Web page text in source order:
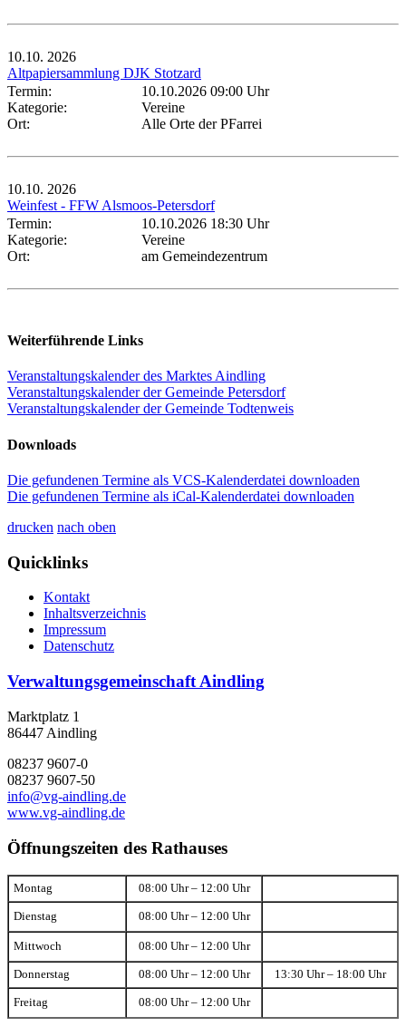
10.10. 2026
Altpapiersammlung DJK Stotzard
Termin:
10.10.2026 09:00 Uhr
Kategorie:
Vereine
Ort:
Alle Orte der PFarrei
10.10. 2026
Weinfest - FFW Alsmoos-Petersdorf
Termin:
10.10.2026 18:30 Uhr
Kategorie:
Vereine
Ort:
am Gemeindezentrum
Weiterführende Links
Veranstaltungskalender des Marktes Aindling
Veranstaltungskalender der Gemeinde Petersdorf
Veranstaltungskalender der Gemeinde Todtenweis
Downloads
Die gefundenen Termine als VCS-Kalenderdatei downloaden
Die gefundenen Termine als iCal-Kalenderdatei downloaden
drucken nach oben
Quicklinks
Kontakt
Inhaltsverzeichnis
Impressum
Datenschutz
Verwaltungsgemeinschaft Aindling
Marktplatz 1
86447 Aindling
08237 9607-0
08237 9607-50
info@vg-aindling.de
www.vg-aindling.de
Öffnungszeiten des Rathauses
Montag 08:00 Uhr – 12:00 Uhr
Dienstag 08:00 Uhr – 12:00 Uhr
Mittwoch 08:00 Uhr – 12:00 Uhr
Donnerstag 08:00 Uhr – 12:00 Uhr 13:30 Uhr – 18:00 Uhr
Freitag 08:00 Uhr – 12:00 Uhr